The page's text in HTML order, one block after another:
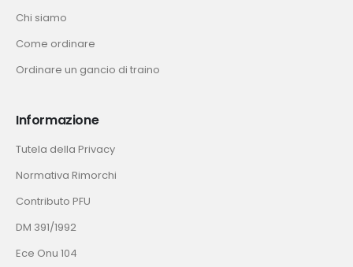
Chi siamo
Come ordinare
Ordinare un gancio di traino
Informazione
Tutela della Privacy
Normativa Rimorchi
Contributo PFU
DM 391/1992
Ece Onu 104